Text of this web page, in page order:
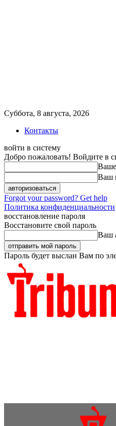
Суббота, 8 августа, 2026
Контакты
войти в систему
Добро пожаловать! Войдите в
Ваше
Ваш
Forgot your password? Get help
Политика конфиденциальности
восстановление пароля
Восстановите свой пароль
Ваш
Пароль будет выслан Вам по